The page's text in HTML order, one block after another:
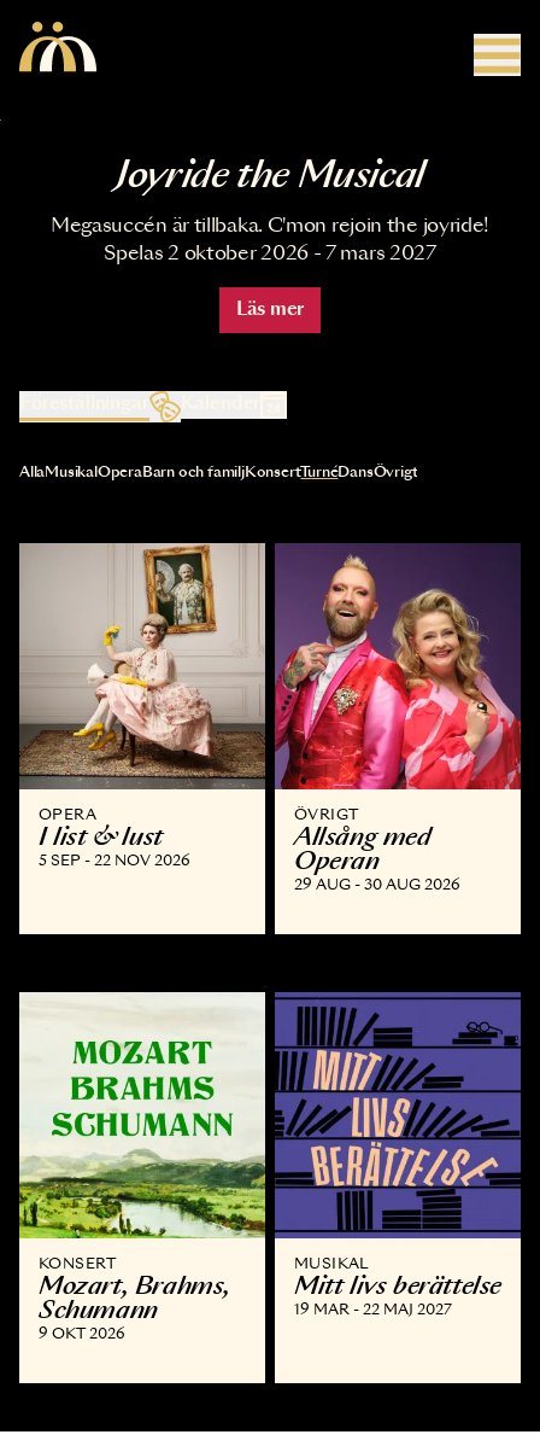
Joyride the Musical
Megasuccén är tillbaka. C'mon rejoin the joyride!
Spelas 2 oktober 2026 - 7 mars 2027
Läs mer
Kalender
Val av kategori uppdaterar innehållet automatiskt
AllaMusikal OperaBarn och familjKonsertTurnéDansÖvrigt
OPERA
I list & lust
5 SEP - 22 NOV 2026
ÖVRIGT
Allsång med
Operan
29 AUG - 30 AUG 2026
KONSERT
Mozart, Brahms,
Schumann
9 OKT 2026
MUSIKAL
Mitt livs berättelse
19 MAR - 22 MAJ 2027